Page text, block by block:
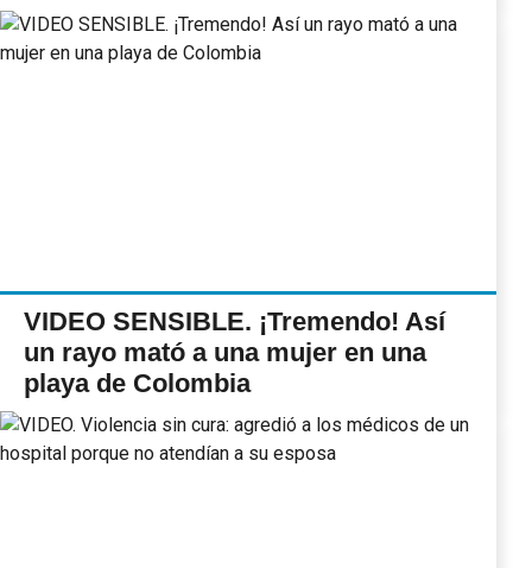
VIDEO SENSIBLE. ¡Tremendo! Así
un rayo mató a una mujer en una
playa de Colombia